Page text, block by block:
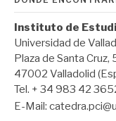
Instituto de
Universidad de
Plaza de Santa Cruz,
47002 Valladolid
Tel. + 34 983 42
E-Mail: